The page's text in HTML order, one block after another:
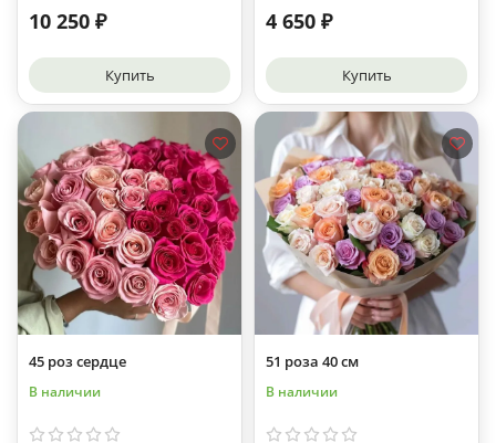
10 250 ₽
Купить
4 650 ₽
Купить
45 роз сердце
В наличии
51 роза 40 см
В наличии